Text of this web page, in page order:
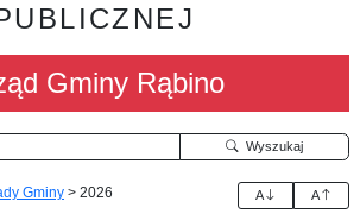
Gminy Rąbino
Wyszukaj
Gminy > 2026 A A